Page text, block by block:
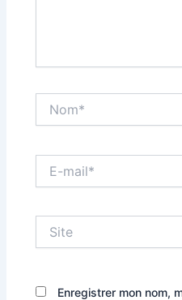
mail*
Enregistrer mon nom,